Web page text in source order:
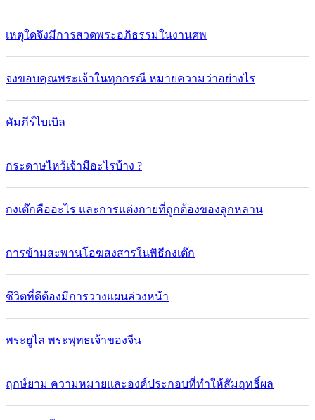
เหตุใดจึงมีการสวดพระอภิธรรมในงานศพ
จงขอบคุณพระเจ้าในทุกกรณี หมายความว่าอย่างไร
คัมภีร์ไบเบิล
กระดาษไหว้เจ้ามีอะไรบ้าง ?
กงเต๊กคืออะไร และการแต่งกายที่ถูกต้องของลูกหลาน
การข้ามสะพานโอฆสงสารในพิธีกงเต๊ก
ชีวิตที่ดีต้องมีการวางแผนล่วงหน้า
พระยูไล พระพุทธเจ้าของจีน
ฤกษ์ยาม ความหมายและองค์ประกอบที่ทำให้สัมฤทธิ์ผล